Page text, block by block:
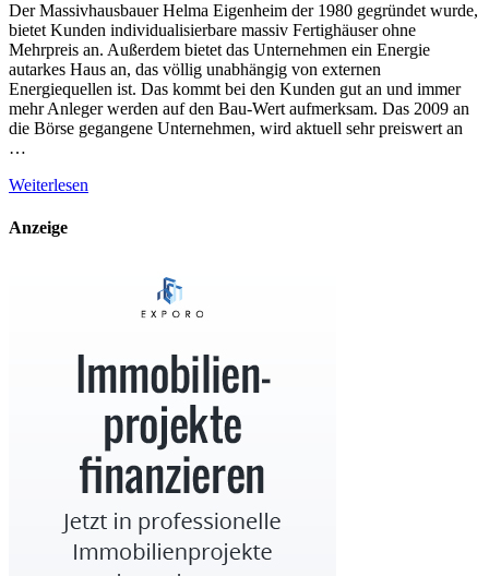
Der Massivhausbauer Helma Eigenheim der 1980 gegründet wurde,
bietet Kunden individualisierbare massiv Fertighäuser ohne
Mehrpreis an. Außerdem bietet das Unternehmen ein Energie
autarkes Haus an, das völlig unabhängig von externen
Energiequellen ist. Das kommt bei den Kunden gut an und immer
mehr Anleger werden auf den Bau-Wert aufmerksam. Das 2009 an
die Börse gegangene Unternehmen, wird aktuell sehr preiswert an
…
Weiterlesen
Anzeige